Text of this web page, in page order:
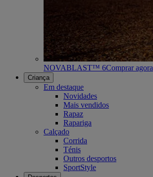
NOVABLAST™ 6Comprar agora
Criança
Em destaque
Novidades
Mais vendidos
Rapaz
Rapariga
Calçado
Corrida
Ténis
Outros desportos
SportStyle